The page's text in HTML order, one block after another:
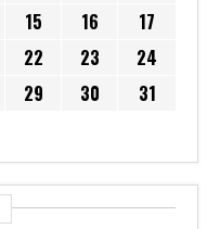
15 16
17
22 23
24
29 30
31